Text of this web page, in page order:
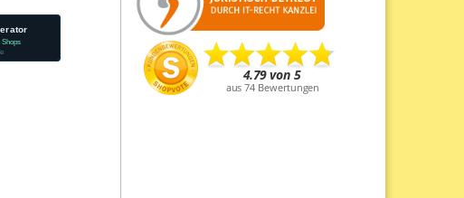
Shops